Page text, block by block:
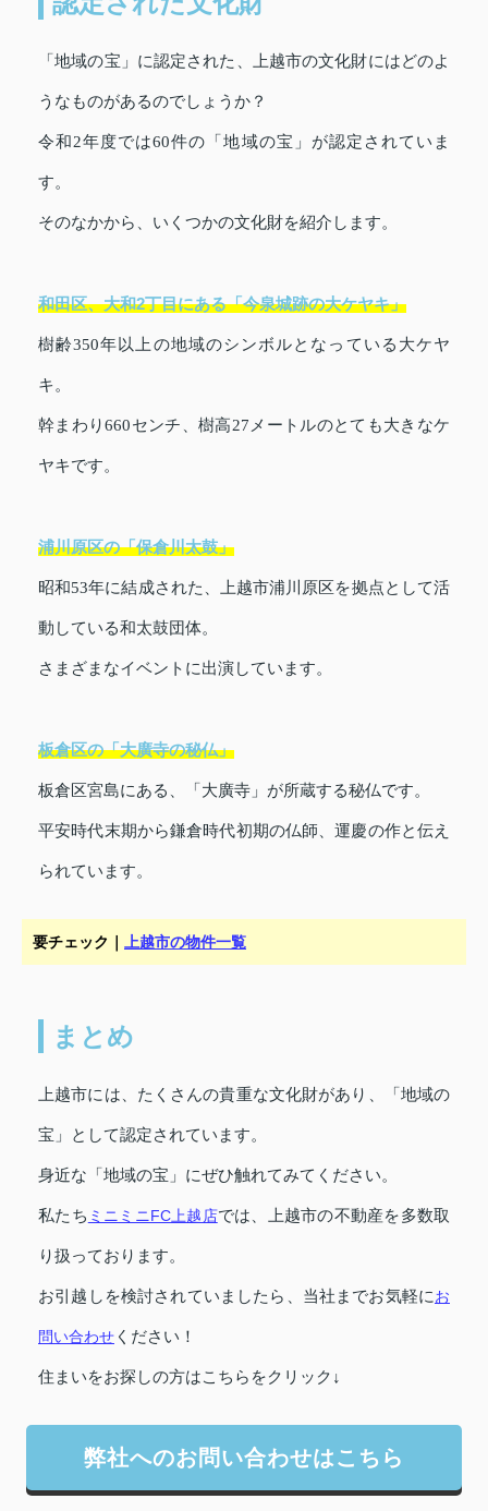
「地域の宝」に認定された、上越市の文化財にはどのよ
うなものがあるのでしょうか？
令和2年度では60件の「地域の宝」が認定されていま
す。
そのなかから、いくつかの文化財を紹介します。
和田区、大和2丁目にある「今泉城跡の大ケヤキ」
樹齢350年以上の地域のシンボルとなっている大ケヤ
キ。
幹まわり660センチ、樹高27メートルのとても大きなケ
ヤキです。
浦川原区の「保倉川太鼓」
昭和53年に結成された、上越市浦川原区を拠点として活
動している和太鼓団体。
さまざまなイベントに出演しています。
板倉区の「大廣寺の秘仏」
板倉区宮島にある、「大廣寺」が所蔵する秘仏です。
平安時代末期から鎌倉時代初期の仏師、運慶の作と伝え
られています。
要チェック｜ 上越市の物件一覧
まとめ
上越市には、たくさんの貴重な文化財があり、「地域の
宝」として認定されています。
身近な「地域の宝」にぜひ触れてみてください。
私たち ミニミニFC上越店では、上越市の不動産を多数取
り扱っております。
お引越しを検討されていましたら、当社までお気軽にお
問い合わせ ください！
住まいをお探しの方はこちらをクリック↓
弊社へのお問い合わせはこちら